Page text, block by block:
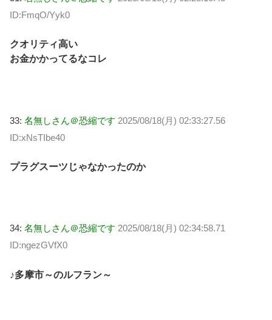
ID:FmqO/Yyk0
クオリティ高い
お金かかってるなコレ
33: 名無しさん＠恐縮です 2025/08/18(月) 02:33:27.56
ID:xNsTIbe40
プラグスーツじゃなかったのか
34: 名無しさん＠恐縮です 2025/08/18(月) 02:34:58.71
ID:ngezGVfX0
♪多摩市～のルフラン～